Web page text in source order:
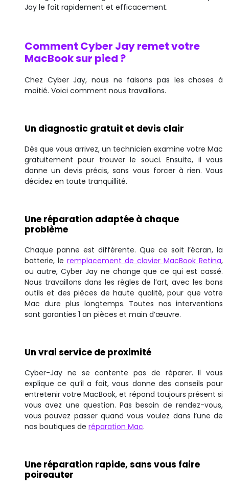
Jay le fait rapidement et efficacement.
Comment Cyber Jay remet votre
MacBook sur pied ?
Chez Cyber Jay, nous ne faisons pas les choses à
moitié. Voici comment nous travaillons.
Un diagnostic gratuit et devis clair
Dès que vous arrivez, un technicien examine votre Mac
gratuitement pour trouver le souci. Ensuite, il vous
donne un devis précis, sans vous forcer à rien. Vous
décidez en toute tranquillité.
Une réparation adaptée à chaque
problème
Chaque panne est différente. Que ce soit l’écran, la
batterie, le remplacement de clavier MacBook Retina,
ou autre, Cyber Jay ne change que ce qui est cassé.
Nous travaillons dans les règles de l’art, avec les bons
outils et des pièces de haute qualité, pour que votre
Mac dure plus longtemps. Toutes nos interventions
sont garanties 1 an pièces et main d’œuvre.
Un vrai service de proximité
Cyber-Jay ne se contente pas de réparer. Il vous
explique ce qu’il a fait, vous donne des conseils pour
entretenir votre MacBook, et répond toujours présent si
vous avez une question. Pas besoin de rendez-vous,
vous pouvez passer quand vous voulez dans l’une de
nos boutiques de réparation Mac.
Une réparation rapide, sans vous faire
poireauter